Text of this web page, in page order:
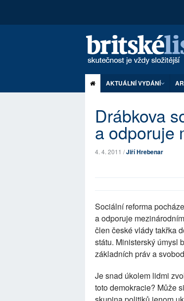
AKTUÁLNÍ VYDÁNÍ
Drábkova
a odporuje
4. 4. 2011 /Jiří Hrebenar
Sociální reforma
a odporuje
člen české vlády takřka
státu. Ministerský úmysl
základních práv a
Je snad úkolem lidmi
toto demokracie? Může